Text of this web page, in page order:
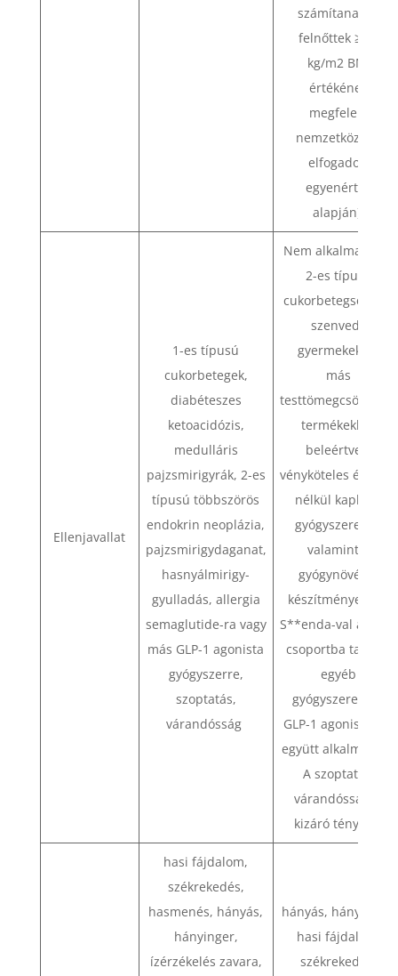
számítanak (a
felnőttek ≥ 30
kg/m2 BMI
értékének
megfelelő
nemzetközileg
elfogadott
egyenérték
alapján).
Ellenjavallat
1-es típusú
cukorbetegek,
diabéteszes
ketoacidózis,
medulláris
pajzsmirigyrák, 2-es
típusú többszörös
endokrin neoplázia,
pajzsmirigydaganat,
hasnyálmirigy-
gyulladás, allergia
semaglutide-ra vagy
más GLP-1 agonista
gyógyszerre,
szoptatás,
várandósság
Nem alkalmazható
2-es típusú
cukorbetegségben
szenvedő
gyermekeknél
más
testtömegcsökkentő
termékekkel,
beleértve a
vényköteles és vény
nélkül kapható
gyógyszereket,
valamint a
gyógynövény-
készítményeket a
S**enda-val azonos
csoportba tartozó
egyéb
gyógyszerekkel,
GLP-1 agonistákkal
együtt alkalmazva.
A szoptatás,
várandósság is
kizáró tényező.
hasi fájdalom,
székrekedés,
hasmenés, hányás,
hányinger,
ízérzékelés zavara,
hányás, hányinger,
hasi fájdalom,
székrekedés,